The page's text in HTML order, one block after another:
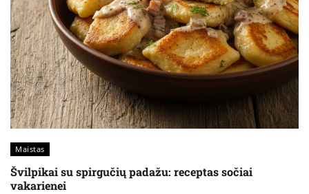
Maistas
Švilpikai su spirgučių padažu: receptas sočiai
vakarienei